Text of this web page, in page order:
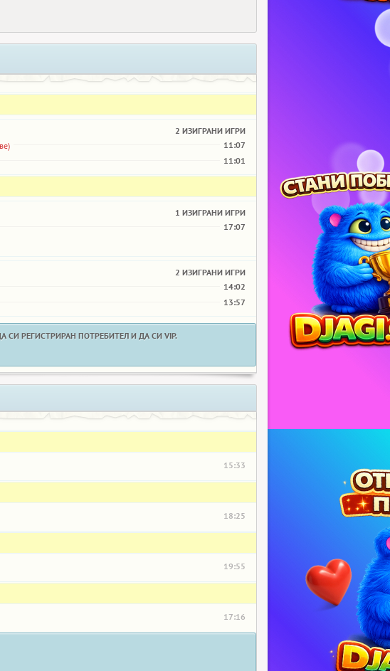
2 ИЗИГРАНИ ИГРИ
11:07
11:01
1 ИЗИГРАНИ ИГРИ
17:07
2 ИЗИГРАНИ ИГРИ
14:02
13:57
РЕГИСТРИРАН ПОТРЕБИТЕЛ И ДА СИ VIP.
15:33
18:25
19:55
17:16